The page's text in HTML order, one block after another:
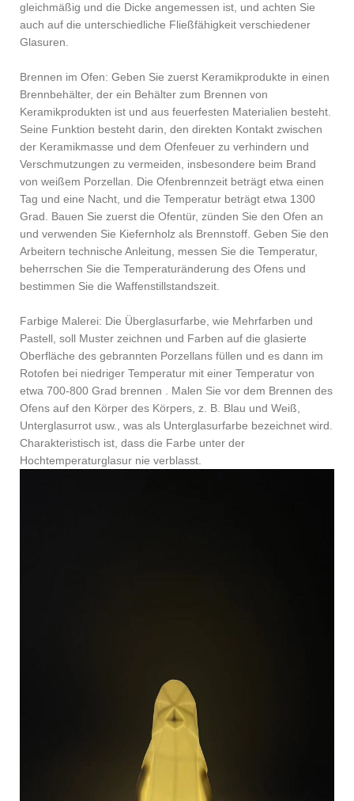
gleichmäßig und die Dicke angemessen ist, und achten Sie
auch auf die unterschiedliche Fließfähigkeit verschiedener
Glasuren.
Brennen im Ofen: Geben Sie zuerst Keramikprodukte in einen
Brennbehälter, der ein Behälter zum Brennen von
Keramikprodukten ist und aus feuerfesten Materialien besteht.
Seine Funktion besteht darin, den direkten Kontakt zwischen
der Keramikmasse und dem Ofenfeuer zu verhindern und
Verschmutzungen zu vermeiden, insbesondere beim Brand
von weißem Porzellan. Die Ofenbrennzeit beträgt etwa einen
Tag und eine Nacht, und die Temperatur beträgt etwa 1300
Grad. Bauen Sie zuerst die Ofentür, zünden Sie den Ofen an
und verwenden Sie Kiefernholz als Brennstoff. Geben Sie den
Arbeitern technische Anleitung, messen Sie die Temperatur,
beherrschen Sie die Temperaturänderung des Ofens und
bestimmen Sie die Waffenstillstandszeit.
Farbige Malerei: Die Überglasurfarbe, wie Mehrfarben und
Pastell, soll Muster zeichnen und Farben auf die glasierte
Oberfläche des gebrannten Porzellans füllen und es dann im
Rotofen bei niedriger Temperatur mit einer Temperatur von
etwa 700-800 Grad brennen . Malen Sie vor dem Brennen des
Ofens auf den Körper des Körpers, z. B. Blau und Weiß,
Unterglasurrot usw., was als Unterglasurfarbe bezeichnet wird.
Charakteristisch ist, dass die Farbe unter der
Hochtemperaturglasur nie verblasst.